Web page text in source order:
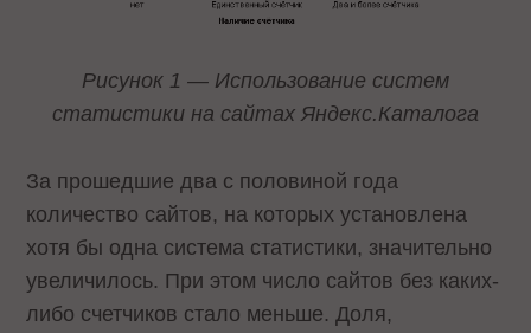
Рисунок 1 — Использование систем
статистики на сайтах Яндекс.Каталога
За прошедшие два с половиной года
количество сайтов, на которых установлена
хотя бы одна система статистики, значительно
увеличилось. При этом число сайтов без каких-
либо счетчиков стало меньше. Доля,